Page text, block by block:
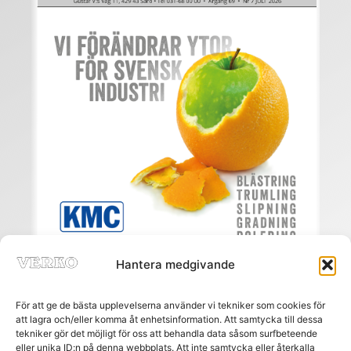
Hantera medgivande
För att ge de bästa upplevelserna använder vi tekniker som cookies för
att lagra och/eller komma åt enhetsinformation. Att samtycka till dessa
tekniker gör det möjligt för oss att behandla data såsom surfbeteende
eller unika ID:n på denna webbplats. Att inte samtycka eller återkalla